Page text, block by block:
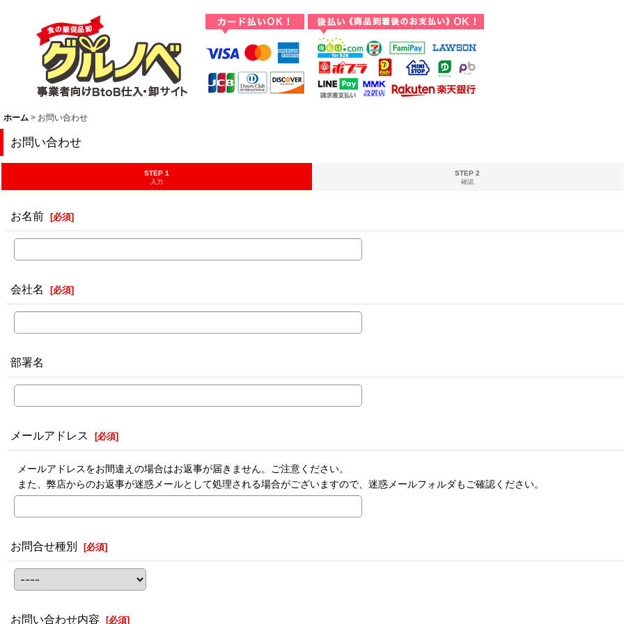
ホーム > お問い合わせ
お問い合わせ
STEP 1
入力
STEP 2
確認
お名前 [必須]
会社名 [必須]
部署名
メールアドレス [必須]
メールアドレスをお間違えの場合はお返事が届きません。ご注意ください。
また、弊店からのお返事が迷惑メールとして処理される場合がございますので、迷惑メールフォルダもご確認ください。
お問合せ種別 [必須]
お問い合わせ内容 [必須]